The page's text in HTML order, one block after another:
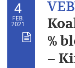
4
FEB.
2021
%
–